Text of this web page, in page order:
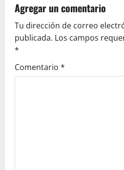
v
i
g
a
Agregar un comentario
Tu dirección de correo
publicada. Los campos
*
Comentario *